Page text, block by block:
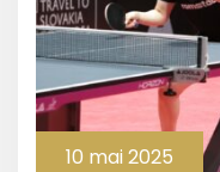
10 mai 2025